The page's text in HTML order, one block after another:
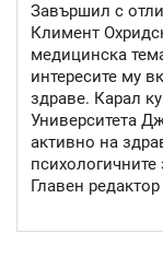
Завършил с
Климент
медицинска
интересите му
здраве. Карал
Университета
активно на
Главен